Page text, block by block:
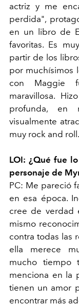
actriz y me
perdida",
en un libro de
favoritas. Es
partir de los
por muchísimos
con Maggie
maravillosa.
profunda, en
visualmente
muy rock and
LOI: ¿Qué fue
personaje de
PC: Me pareció
en esa época.
cree de verdad
mismo
contra todas las
ella merece
mucho tiempo
menciona en la
tienen un amor
encontrar más